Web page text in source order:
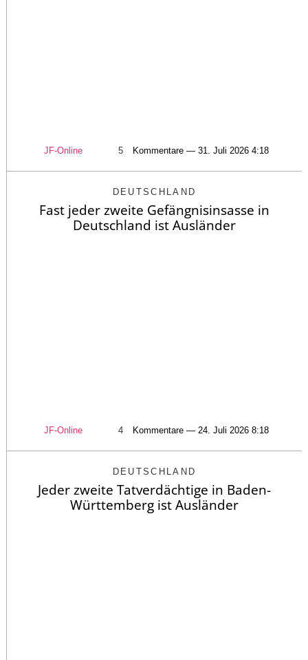
JF-Online 5 Kommentare — 31. Juli 2026 4:18
DEUTSCHLAND
Fast jeder zweite Gefängnisinsasse in
Deutschland ist Ausländer
JF-Online 4 Kommentare — 24. Juli 2026 8:18
DEUTSCHLAND
Jeder zweite Tatverdächtige in Baden-
Württemberg ist Ausländer